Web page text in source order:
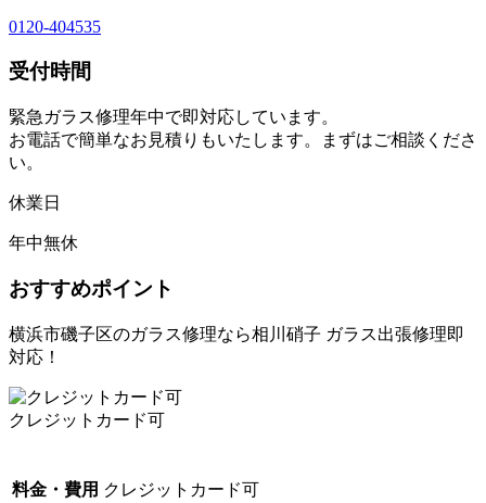
0120-404535
受付時間
緊急ガラス修理年中で即対応しています。
お電話で簡単なお見積りもいたします。まずはご相談くださ
い。
休業日
年中無休
おすすめポイント
横浜市磯子区のガラス修理なら相川硝子 ガラス出張修理即
対応！
クレジットカード可
料金・費用 クレジットカード可